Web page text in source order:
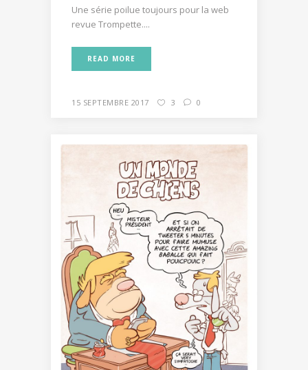
Une série poilue toujours pour la web
revue Trompette....
READ MORE
15 SEPTEMBRE 2017 3 0